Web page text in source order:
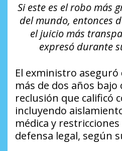
Si este es el robo más
del mundo, entonces
el juicio más
expresó durante
El exministro
más de dos años bajo
reclusión que calificó
incluyendo
médica y restricciones
defensa legal, según